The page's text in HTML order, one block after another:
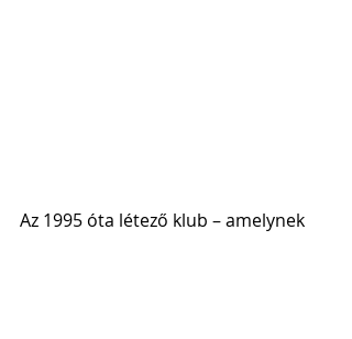
Az 1995 óta létező klub – amelynek